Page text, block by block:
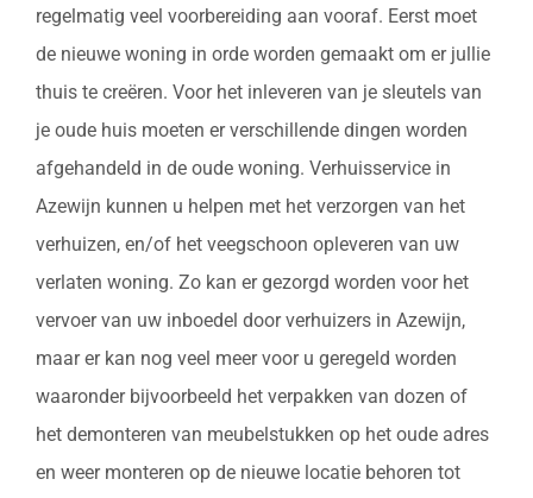
regelmatig veel voorbereiding aan vooraf. Eerst moet
de nieuwe woning in orde worden gemaakt om er jullie
thuis te creëren. Voor het inleveren van je sleutels van
je oude huis moeten er verschillende dingen worden
afgehandeld in de oude woning. Verhuisservice in
Azewijn kunnen u helpen met het verzorgen van het
verhuizen, en/of het veegschoon opleveren van uw
verlaten woning. Zo kan er gezorgd worden voor het
vervoer van uw inboedel door verhuizers in Azewijn,
maar er kan nog veel meer voor u geregeld worden
waaronder bijvoorbeeld het verpakken van dozen of
het demonteren van meubelstukken op het oude adres
en weer monteren op de nieuwe locatie behoren tot